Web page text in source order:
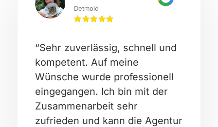
Detmold
“Sehr zuverlässig, schnell und
kompetent. Auf meine
Wünsche wurde professionell
eingegangen. Ich bin mit der
Zusammenarbeit sehr
zufrieden und kann die Agentur